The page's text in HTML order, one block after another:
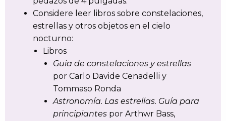
Considere leer libros sobre constelaciones,
estrellas y otros objetos en el cielo
nocturno:
Libros
Guía de constelaciones y estrellas
por Carlo Davide Cenadelli y
Tommaso Ronda
Astronomía. Las estrellas. Guía para
principiantes por Arthwr Bass,